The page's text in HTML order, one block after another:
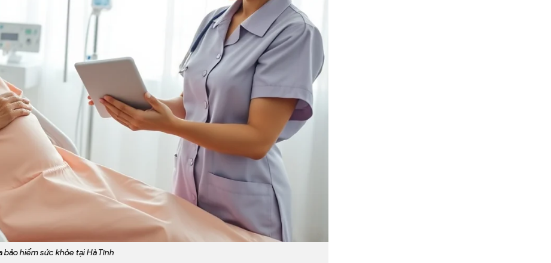
bảo hiểm sức khỏe tại Hà Tĩnh